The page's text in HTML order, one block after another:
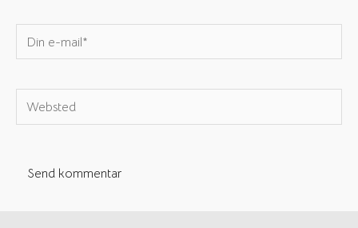
Din
e-
Websted